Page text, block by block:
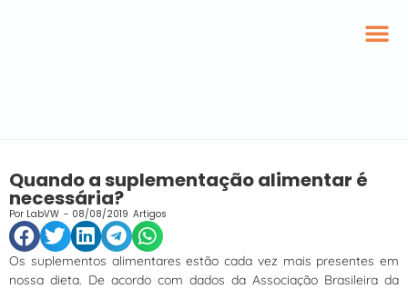
Quando a suplementação alimentar é
necessária?
Por LabVW - 08/08/2019 Artigos
Os suplementos alimentares estão cada vez mais presentes em
nossa dieta. De acordo com dados da Associação Brasileira da